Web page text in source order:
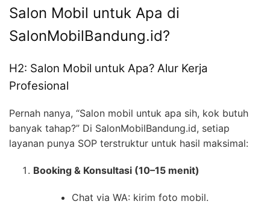
Salon Mobil untuk Apa di
SalonMobilBandung.id?
H2: Salon Mobil untuk Apa? Alur Kerja
Profesional
Pernah nanya, “Salon mobil untuk apa sih, kok butuh
banyak tahap?” Di SalonMobilBandung.id, setiap
layanan punya SOP terstruktur untuk hasil maksimal:
Booking & Konsultasi (10–15 menit)
Chat via WA: kirim foto mobil.